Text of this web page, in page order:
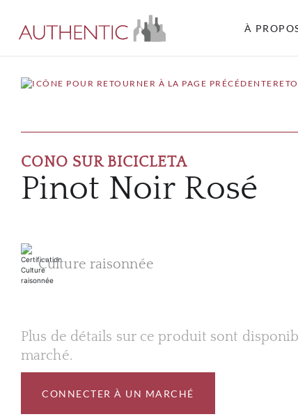
À
CONO SUR BICICLETA
Pinot Noir Rosé
Culture raisonnée
Plus de détails sur ce produit sont
marché.
CONNECTER À UN MARCHÉ